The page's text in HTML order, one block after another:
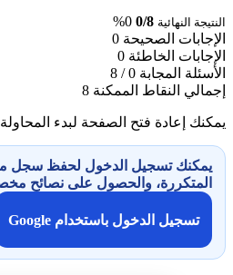
النتيجة النهائية 0/8
0%
الإجابات الصحيحة 0
الإجابات الخاطئة 0
الأسئلة المجابة 0 / 8
إجمالي النقاط الممكنة 8
يمكنك إعادة فتح الصفحة لبدء
يمكنك تسجيل الدخول لحفظ سجل
المتكررة، والحصول على نصائح
تسجيل الدخول باستخدام Google